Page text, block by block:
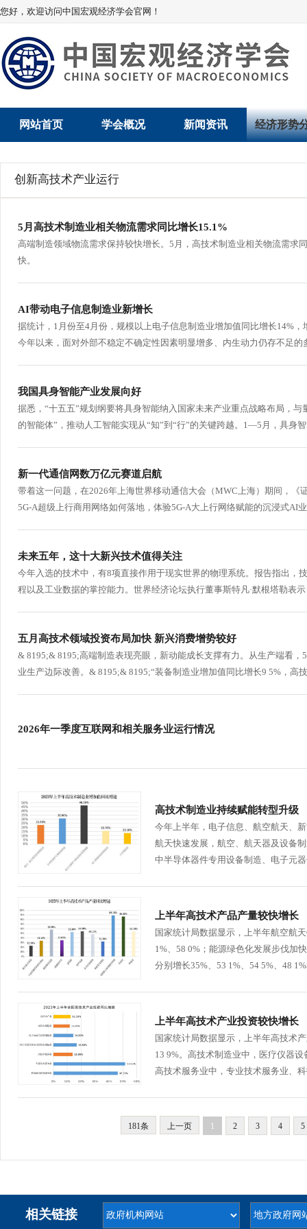
您好，欢迎访问中国宏观经济学会官网！
网站首页 学会概况
学会领导
学会章程
新闻资讯
学会动态
经济形势
贸易与流
创新高技术产业运行
5月高技术制造业相关物流需求同比增长15.1%
高端制造领域物流需求保持较快增长。5月，高技术制造业相关物流需求
快。
AI带动电子信息制造业新增长
据统计，1月份至4月份，规模以上电子信息制造业增加值同比增长14%
今年以来，面对外部不稳定不确定性因素明显增多、内生动力仍存不足
我国具身智能产业发展向好
据悉，“十五五”规划纲要将具身智能纳入国家未来产业重点战略布局，
的智能体”，推动人工智能实现从“知”到“行”的关键跨越。1—5月，具身
新一代通信网数万亿元赛道启航
带着这一问题，在2026年上海世界移动通信大会（MWC上海）期间，
5G-A超级上行商用网络如何落地，体验5G-A大上行网络赋能的沉浸式AI
未来五年，这十大新兴技术值得关注
今年入选的技术中，有8项直接作用于现实世界的物理系统。报告指出
程以及工业数据的掌控能力。世界经济论坛执行董事斯特凡·默根塔勒表
五月高技术领域投资布局加快 新兴消费增势较好
& 8195;& 8195;高端制造表现亮眼，新动能成长支撑有力。从生产端看
业生产边际改善。& 8195;& 8195;“装备制造业增加值同比增长9 5%，高
2026年一季度互联网和相关服务业运行情况
高技术制造业持续赋能转型升级
今年上半年，电子信息、航空航天、
航天快速发展，航空、航天器及设备
中半导体器件专用设备制造、电子元
上半年高技术产品产量较快增长
国家统计局数据显示，上半年航空航
1%、58 0%；能源绿色化发展步伐加
分别增长35%、53 1%、54 5%、48
上半年高技术产业投资较快增长
国家统计局数据显示，上半年高技术
13 9%。高技术制造业中，医疗仪器
高技术服务业中，专业技术服务业、
181条 上一页 1 2 3 4 5
相关链接